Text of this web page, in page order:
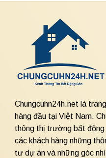
Chungcuhn24h.net là
hàng đầu tại Việt Nam.
thông thị trường bất động
các khách hàng những
tư dự án và những góc